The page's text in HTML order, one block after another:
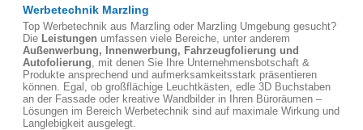
Werbetechnik Marzling
Top Werbetechnik aus Marzling oder Marzling Umgebung gesucht?
Die Leistungen umfassen viele Bereiche, unter anderem
Außenwerbung, Innenwerbung, Fahrzeugfolierung und
Autofolierung, mit denen Sie Ihre Unternehmensbotschaft &
Produkte ansprechend und aufmerksamkeitsstark präsentieren
können. Egal, ob großflächige Leuchtkästen, edle 3D Buchstaben
an der Fassade oder kreative Wandbilder in Ihren Büroräumen –
Lösungen im Bereich Werbetechnik sind auf maximale Wirkung und
Langlebigkeit ausgelegt.